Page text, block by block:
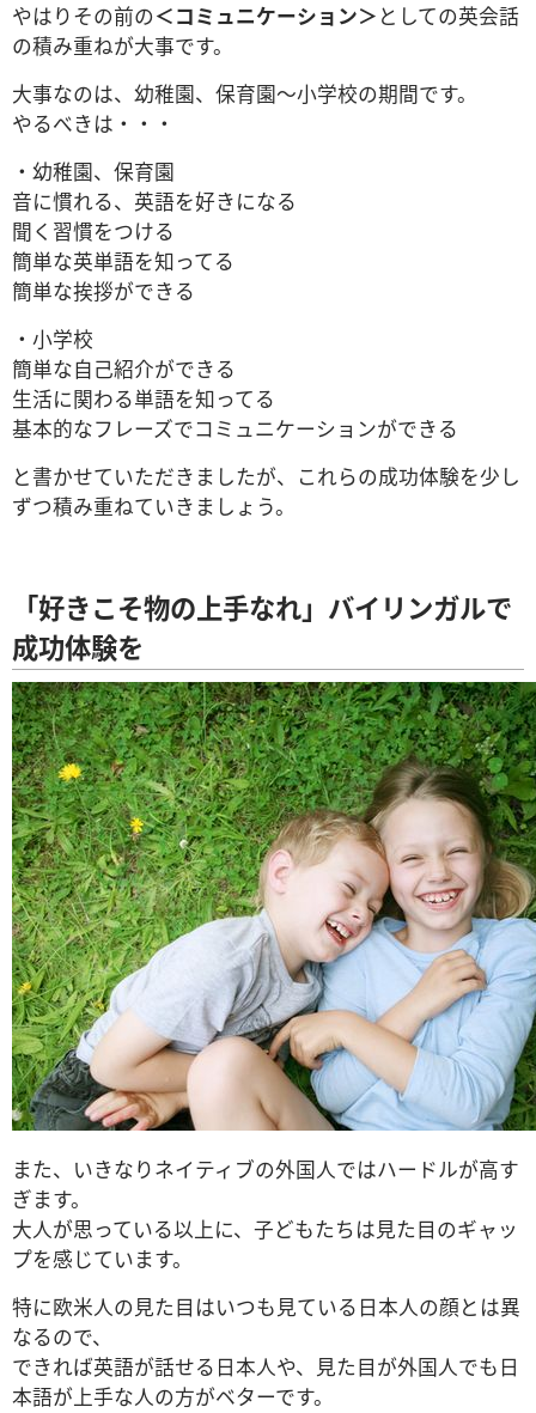
やはりその前の＜コミュニケーション＞ としての英会話
の積み重ねが大事です。
大事なのは、幼稚園、保育園～小学校の期間です。
やるべきは・・・
・幼稚園、保育園
音に慣れる、英語を好きになる
聞く習慣をつける
簡単な英単語を知ってる
簡単な挨拶ができる
・小学校
簡単な自己紹介ができる
生活に関わる単語を知ってる
基本的なフレーズでコミュニケーションができる
と書かせていただきましたが、これらの成功体験を少し
ずつ積み重ねていきましょう。
「好きこそ物の上手なれ」バイリンガルで
成功体験を
また、いきなりネイティブの外国人ではハードルが高す
ぎます。
大人が思っている以上に、子どもたちは見た目のギャッ
プを感じています。
特に欧米人の見た目はいつも見ている日本人の顔とは異
なるので、
できれば英語が話せる日本人や、見た目が外国人でも日
本語が上手な人の方がベターです。